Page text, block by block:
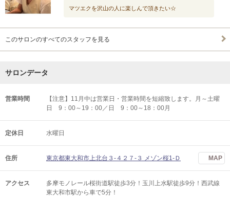
マツエクを沢山の人に楽しんで頂きたい☆
このサロンのすべてのスタッフを見る
サロンデータ
営業時間
【注意】11月中は営業日・営業時間を短縮致します。月～土曜
日 9：00～19：00／日 9：00～18：00月
定休日 水曜日
住所 東京都東大和市上北台３-４２７-３ メゾン桜1-Ｄ MAP
アクセス
多摩モノレール桜街道駅徒歩3分！玉川上水駅徒歩9分！西武線
東大和市駅から車で5分！